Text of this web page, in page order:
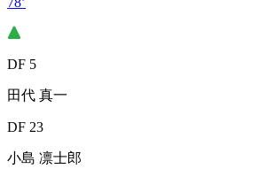
DF 5
田代 真一
DF 23
小島 凛士郎